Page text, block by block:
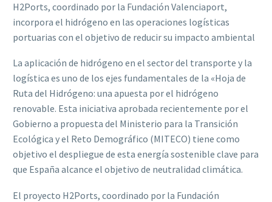
H2Ports, coordinado por la Fundación Valenciaport,
incorpora el hidrógeno en las operaciones logísticas
portuarias con el objetivo de reducir su impacto ambiental
La aplicación de hidrógeno en el sector del transporte y la
logística es uno de los ejes fundamentales de la «Hoja de
Ruta del Hidrógeno: una apuesta por el hidrógeno
renovable. Esta iniciativa aprobada recientemente por el
Gobierno a propuesta del Ministerio para la Transición
Ecológica y el Reto Demográfico (MITECO) tiene como
objetivo el despliegue de esta energía sostenible clave para
que España alcance el objetivo de neutralidad climática.
El proyecto H2Ports, coordinado por la Fundación